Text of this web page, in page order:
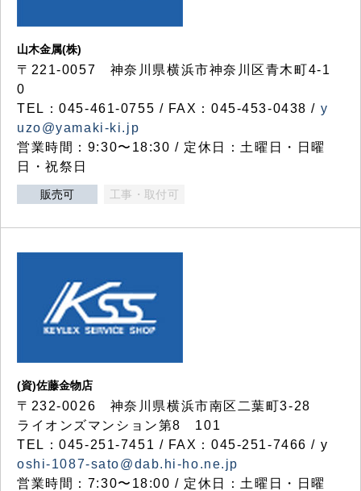
山木金属(株)
〒221-0057 神奈川県横浜市神奈川区青木町4-1
0
TEL：045-461-0755 / FAX：045-453-0438 / y
uzo@yamaki-ki.jp
営業時間：9:30〜18:30 / 定休日：土曜日・日曜
日・祝祭日
販売可 工事・取付可
(資)佐藤金物店
〒232-0026 神奈川県横浜市南区二葉町3-28
ライオンズマンション第8 101
TEL：045-251-7451 / FAX：045-251-7466 / y
oshi-1087-sato@dab.hi-ho.ne.jp
営業時間：7:30〜18:00 / 定休日：土曜日・日曜